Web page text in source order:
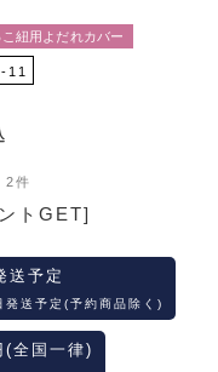
こ紐用よだれカバー
11
2件
トGET]
送予定
発送予定(予約商品除く)
(全国一律)